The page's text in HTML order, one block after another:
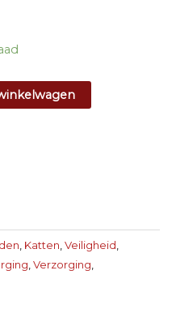
Katten Veiligheid
Verzorging